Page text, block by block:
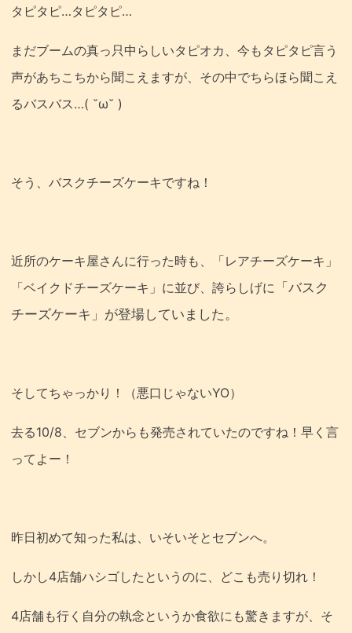
タピタピ…タピタピ…
まだブームの真っ只中らしいタピオカ、今もタピタピ言う
声があちこちから聞こえますが、その中でちらほら聞こえ
るバスバス…( ˘ω˘ )
そう、バスクチーズケーキですね！
近所のケーキ屋さんに行った時も、「レアチーズケーキ」
「ベイクドチーズケーキ」に並び、誇らしげに 「バスク
チーズケーキ」が登場していました。
そしてちゃっかり！（悪口じゃないYO）
去る10/8、セブンからも発売されていたのですね！早く言
ってよー！
昨日初めて知った私は、いそいそとセブンへ。
しかし4店舗ハシゴしたというのに、どこも売り切れ！
4店舗も行く自分の執念というか食欲にも驚きますが、そ